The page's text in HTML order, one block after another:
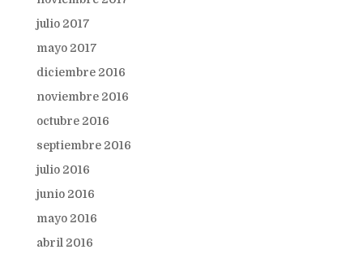
julio 2017
mayo 2017
diciembre 2016
noviembre 2016
octubre 2016
septiembre 2016
julio 2016
junio 2016
mayo 2016
abril 2016